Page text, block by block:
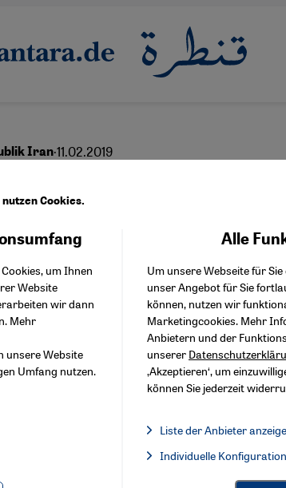
Iran·11.02.2019
am Scheideweg
Cookies.
um Ihnen
Website
wir dann
Mehr
unsere Website
Umfang nutzen.
Alle
Um unsere Webseite für
unser Angebot für Sie
können, nutzen wir
Marketingcookies. Mehr
Anbietern und der
unserer
‚Akzeptieren‘, um
können Sie jederzeit
Liste der Anbieter
Facebook Embed /
Facebook Embed /
Twitter Embed
Instagram Embed
Youtube Embed
Google Maps Embed
Individuelle